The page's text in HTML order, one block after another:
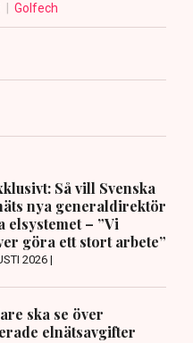
Golfech
Så vill Svenska
nya generaldirektör
elsystemet – ”Vi
göra ett stort arbete”
2026 |
ska se över
elnätsavgifter